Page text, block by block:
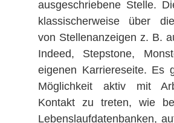
ausgeschriebene Stelle.
klassischerweise über
von Stellenanzeigen z. B.
Indeed, Stepstone,
eigenen Karriereseite. Es
Möglichkeit aktiv mit
Kontakt zu treten, wie
Lebenslaufdatenbanken,